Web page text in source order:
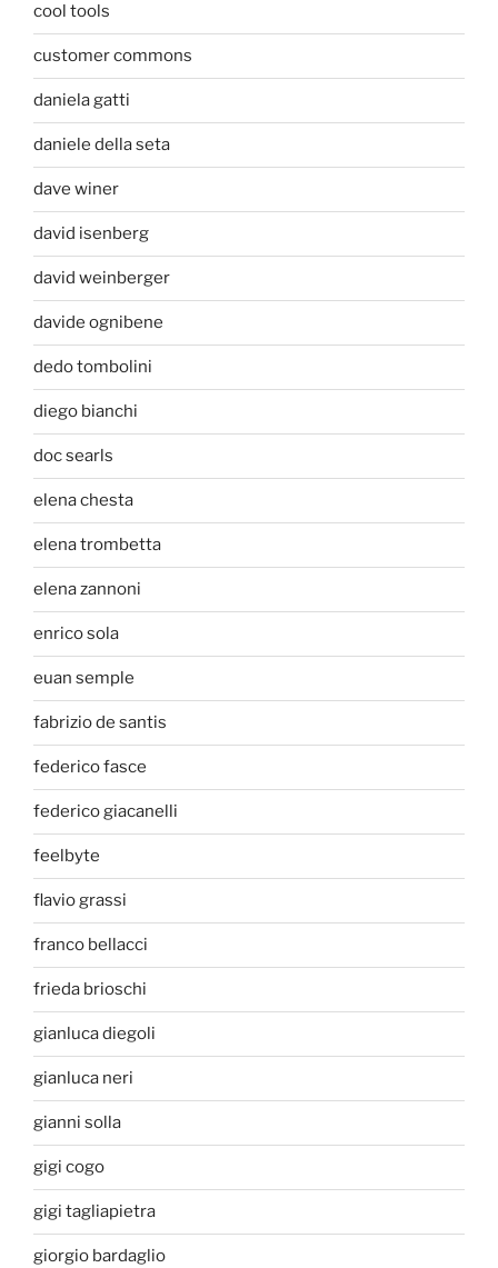
cool tools
customer commons
daniela gatti
daniele della seta
dave winer
david isenberg
david weinberger
davide ognibene
dedo tombolini
diego bianchi
doc searls
elena chesta
elena trombetta
elena zannoni
enrico sola
euan semple
fabrizio de santis
federico fasce
federico giacanelli
feelbyte
flavio grassi
franco bellacci
frieda brioschi
gianluca diegoli
gianluca neri
gianni solla
gigi cogo
gigi tagliapietra
giorgio bardaglio